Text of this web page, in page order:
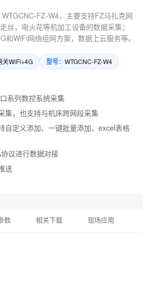
FZ-W4，主要支持FZ马扎克网
丝，电火花等机加工设备的数据采集；
和WiFi网络组网方案，数据上云服务等。
关WiFi+4G 型号： WTGCNC-FZ-W4
系列数控系统采集
集，也支持与机床跨网段采集
自定义添加、一键批量添加、excel表格
议进行数据对接
送
数 相关下载 现场应用